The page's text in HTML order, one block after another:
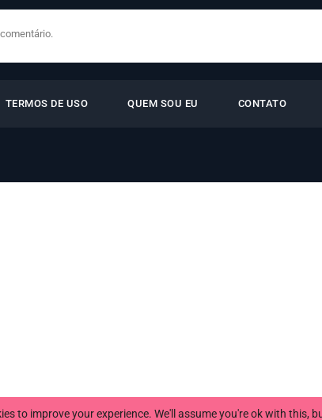
TERMOS DE USO QUEM SOU EU CONTATO
to improve your experience. We'll assume you're ok with this,